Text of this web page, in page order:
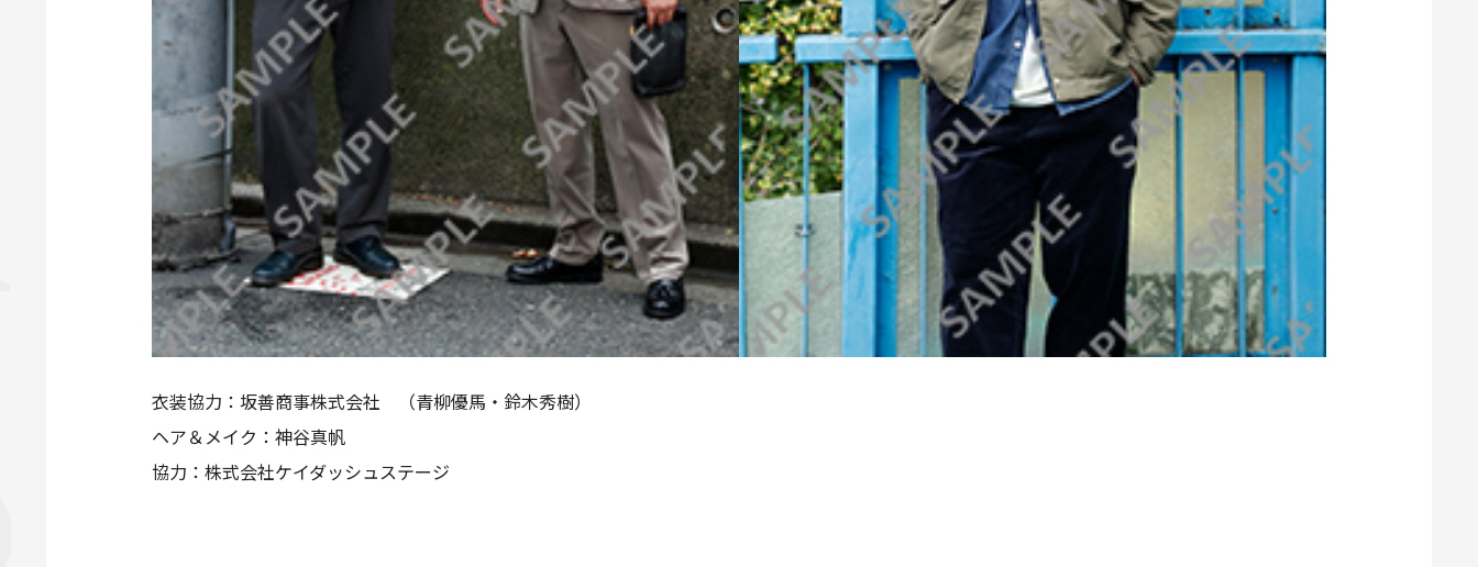
衣装協力：坂善商事株式会社 （青柳優馬・鈴木秀樹）
ヘア＆メイク：神谷真帆
協力：株式会社ケイダッシュステージ